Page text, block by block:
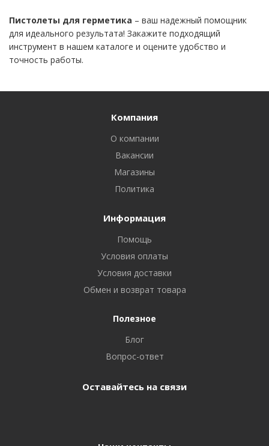
Пистолеты для герметика – ваш надежный помощник
для идеального результата! Закажите подходящий
инструмент в нашем каталоге и оцените удобство и
точность работы.
Компания
О компании
Вакансии
Магазины
Политика
Информация
Помощь
Условия оплаты
Условия доставки
Обмен и возврат товара
Полезное
Блог
Вопрос-ответ
Оставайтесь на связи